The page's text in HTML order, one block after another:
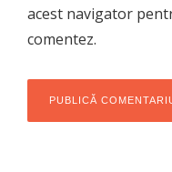
acest navigator
comentez.